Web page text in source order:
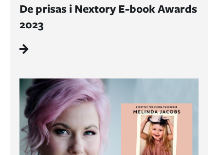
De prisas i Nextory E-book Awards
2023